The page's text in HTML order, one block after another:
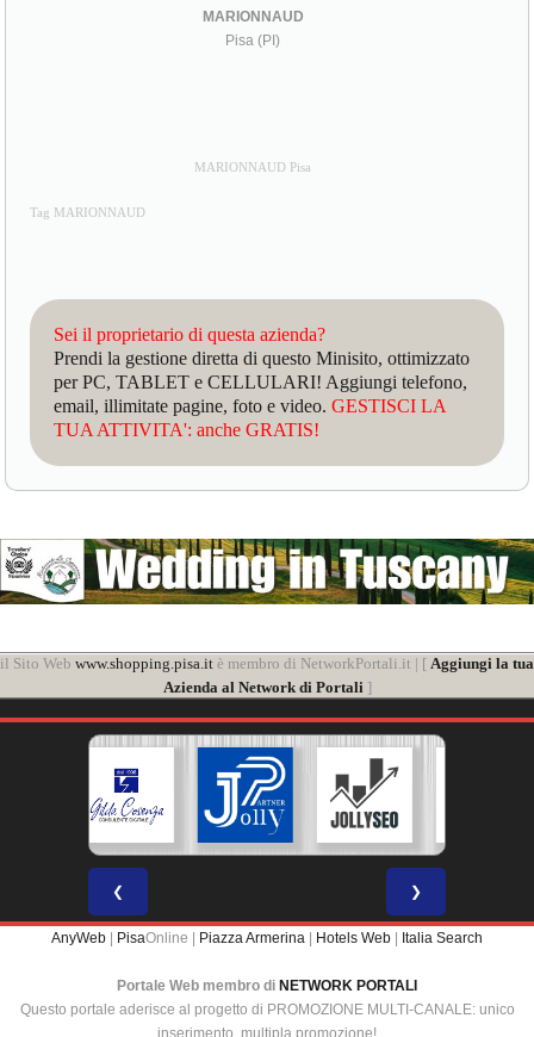
MARIONNAUD
Pisa (PI)
MARIONNAUD Pisa
Tag MARIONNAUD
Sei il proprietario di questa azienda?
Prendi la gestione diretta di questo Minisito, ottimizzato
per PC, TABLET e CELLULARI! Aggiungi telefono,
email, illimitate pagine, foto e video.GESTISCI LA
TUA ATTIVITA': anche GRATIS!
il Sito Web www.shopping.pisa.it è membro di NetworkPortali.it | [ Aggiungi la tua
Azienda al Network di Portali]
❮ ❯
AnyWeb PisaOnline | Piazza Armerina Hotels Web Italia Search
Portale Web membro di NETWORK PORTALI
Questo portale aderisce al progetto di PROMOZIONE MULTI-CANALE: unico
inserimento, multipla promozione!